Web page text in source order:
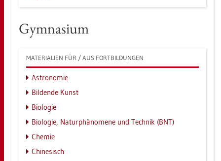
Gym­na­si­um
MA­TE­RIA­LI­EN FÜR / AUS FORT­BIL­DUN­GEN
As­tro­no­mie
Bil­den­de Kunst
Bio­lo­gie
Bio­lo­gie, Na­tur­phä­no­me­ne und Tech­nik (BNT)
Che­mie
Chi­ne­sisch